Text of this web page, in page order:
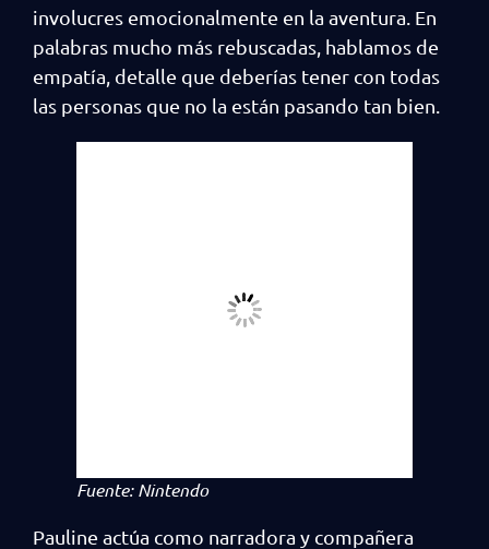
involucres emocionalmente en la aventura. En
palabras mucho más rebuscadas, hablamos de
empatía, detalle que deberías tener con todas
las personas que no la están pasando tan bien.
Fuente: Nintendo
Pauline actúa como narradora y compañera